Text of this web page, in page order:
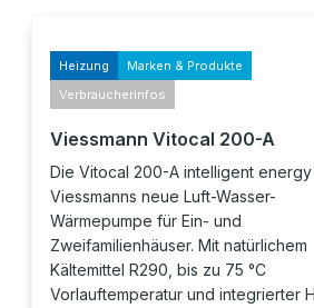
Heizung
Marken & Produkte
Verbraucherinfos
Viessmann Vitocal 200-A
Die Vitocal 200-A intelligent energy
Viessmanns neue Luft-Wasser-
Wärmepumpe für Ein- und
Zweifamilienhäuser. Mit natürlichem
Kältemittel R290, bis zu 75 °C
Vorlauftemperatur und integrierter